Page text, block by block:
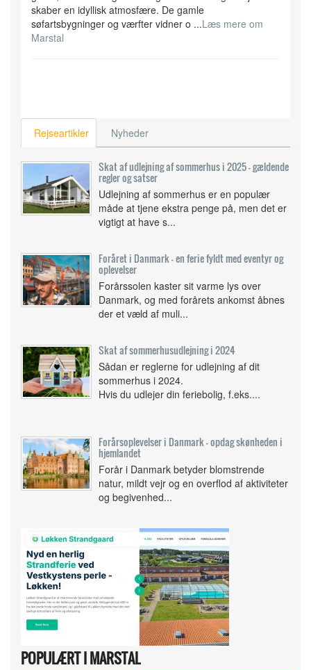
skaber en idyllisk atmosfære. De gamle
søfartsbygninger og værfter vidner o ...Læs mere om
Marstal
Rejseartikler Nyheder
Skat af udlejning af sommerhus i 2025 – gældende
regler og satser
Udlejning af sommerhus er en populær
måde at tjene ekstra penge på, men det er
vigtigt at have s...
Foråret i Danmark - en ferie fyldt med eventyr og
oplevelser
Forårssolen kaster sit varme lys over
Danmark, og med forårets ankomst åbnes
der et væld af muli...
Skat af sommerhusudlejning i 2024
Sådan er reglerne for udlejning af dit
sommerhus i 2024.
Hvis du udlejer din feriebolig, f.eks....
Forårsoplevelser i Danmark - opdag skønheden i
hjemlandet
Forår i Danmark betyder blomstrende
natur, mildt vejr og en overflod af aktiviteter
og begivenhed...
POPULÆRT I MARSTAL